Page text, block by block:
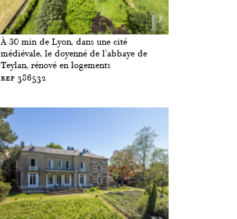
À 30 min de Lyon, dans une cité
médiévale, le doyenné de l'abbaye de
Teylan, rénové en logements
ref 386532